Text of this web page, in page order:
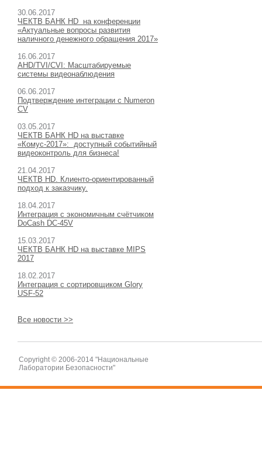
30 .06.2017
ЧЕКТВ БАНК HD на конференции
«Актуальные вопросы развития
наличного денежного обращения 2017»
16 .06.2017
AHD/TVI/CVI: Масштабируемые
системы видеонаблюдения
06 .06.2017
Подтверждение интеграции с Numeron
CV
03 .05.2017
ЧЕКТВ БАНК HD на выставке
«Комус-2017»: доступный событийный
видеоконтроль для бизнеса!
21 .04.2017
ЧЕКТВ HD. Клиенто-ориентированный
подход к заказчику.
18 .04.2017
Интеграция с экономичным счётчиком
DoCash DC-45V
15 .03.2017
ЧЕКТВ БАНК HD на выставке MIPS
2017
18 .02.2017
Интеграция с сортировщиком Glory
USF-52
Все новости >>
Copyright © 2006-2014 "Национальные
Лаборатории Безопасности"